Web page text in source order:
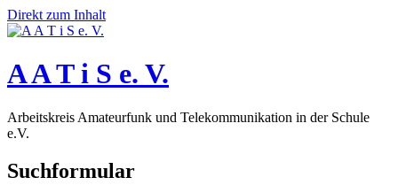
Direkt zum Inhalt
A A T i S e. V.
Arbeitskreis Amateurfunk und Telekommunikation in der Schule
e.V.
Suchformular